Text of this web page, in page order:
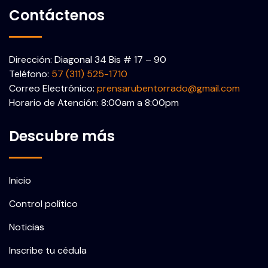
Contáctenos
Dirección: Diagonal 34 Bis # 17 – 90
Teléfono: 57 (311) 525-1710
Correo Electrónico: prensarubentorrado@gmail.com
Horario de Atención: 8:00am a 8:00pm
Descubre más
Inicio
Control político
Noticias
Inscribe tu cédula